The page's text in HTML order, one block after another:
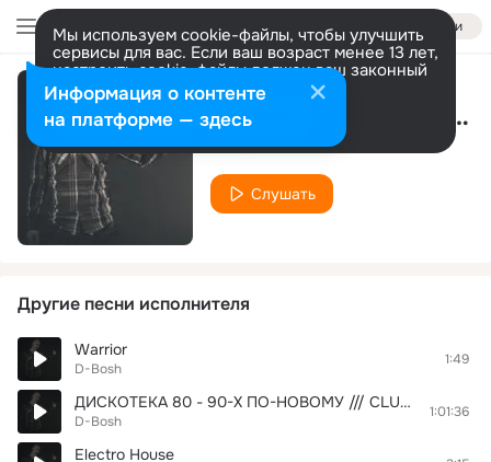
Войти
Мы используем cookie-файлы, чтобы улучшить
сервисы для вас. Если ваш возраст менее 13 лет,
настроить cookie-файлы должен ваш законный
представитель. Больше информации
Разрешить все Настроить [CD 1 Track 14] We Are Gonna Dance (LE Group Electro Mix April 2010)
D-Bosh
Слушать
Другие песни исполнителя
Warrior
D-Bosh
1:49
ДИСКОТЕКА 80 - 90-Х ПО-НОВОМУ /// CLUB Culture vol.4
D-Bosh
1:01:36
Electro House
Информация о контенте
на платформе — здесь